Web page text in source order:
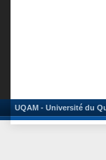
UQAM - Université du